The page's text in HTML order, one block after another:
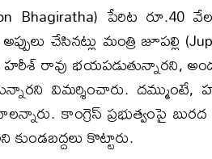
Bhagiratha) పేరిట రూ.40
చేసినట్లు మంత్రి జూపల్లి
రావు భయపడుతున్నారని,
విమర్శించారు. దమ్ముంటే,
కాంగ్రెస్ ప్రభుత్వంపై
కొట్టారు.